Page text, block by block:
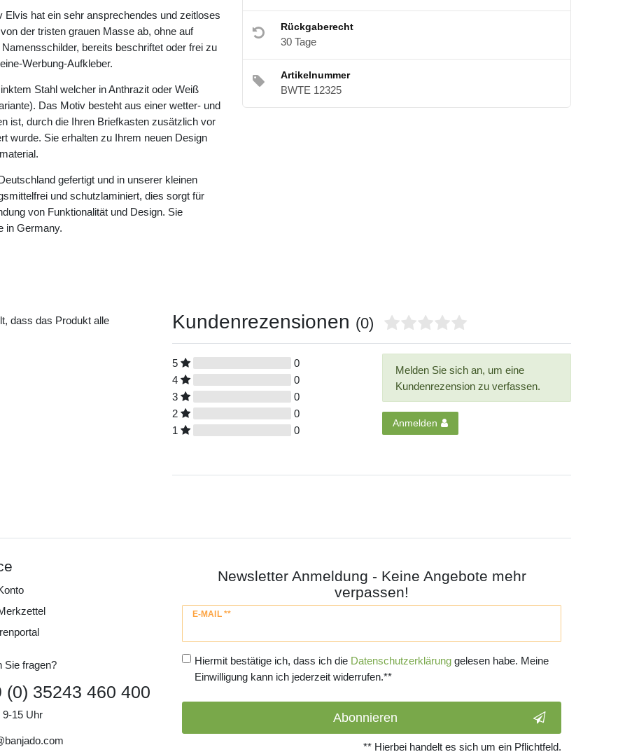
hat ein sehr ansprechendes und zeitloses
der tristen grauen Masse ab, ohne auf
bereits beschriftet oder frei zu
Werbung-Aufkleber.
Stahl welcher in Anthrazit oder Weiß
Das Motiv besteht aus einer wetter- und
ist, durch die Ihren Briefkasten zusätzlich vor
wurde. Sie erhalten zu Ihrem neuen Design
gefertigt und in unserer kleinen
und schutzlaminiert, dies sorgt für
von Funktionalität und Design. Sie
in Germany.
Rückgaberecht
30 Tage
Artikelnummer
BWTE 12325
dass das Produkt alle
Kundenrezensionen (0)
5
0
4
0
3
0
2
0
1
0
Melden Sie sich an, um eine
Kundenrezension zu verfassen.
Anmelden
Sie fragen?
(0) 35243 460 400
9-15 Uhr
Newsletter Anmeldung - Keine Angebote mehr
verpassen!
E-MAIL **
Newsletter
Hiermit bestätige ich, dass ich die Daten­schutz­erklärunggelesen habe. Meine
Einwilligung kann ich jederzeit widerrufen.**
Abonnieren
** Hierbei handelt es sich um ein Pflichtfeld.